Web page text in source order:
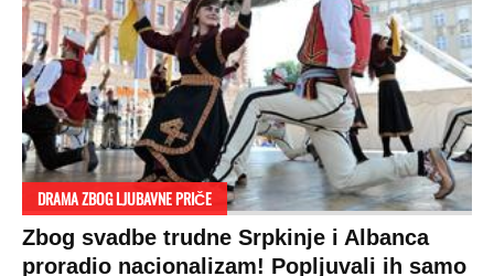
DRAMA ZBOG LJUBAVNE PRIČE
Zbog svadbe trudne Srpkinje i Albanca
proradio nacionalizam! Popljuvali ih samo